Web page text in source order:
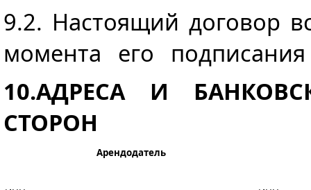
9.2. Настоящий договор
момента его подписания
10.АДРЕСА И
СТОРОН
Арендодатель